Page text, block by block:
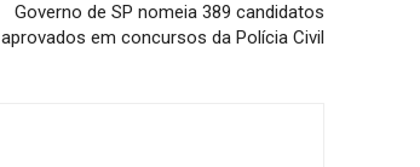
Governo de SP nomeia 389 candidatos
aprovados em concursos da Polícia Civil